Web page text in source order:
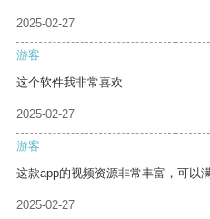
2025-02-27
游客
这个软件我非常喜欢
2025-02-27
游客
这款app的视频资源非常丰富，可以
2025-02-27